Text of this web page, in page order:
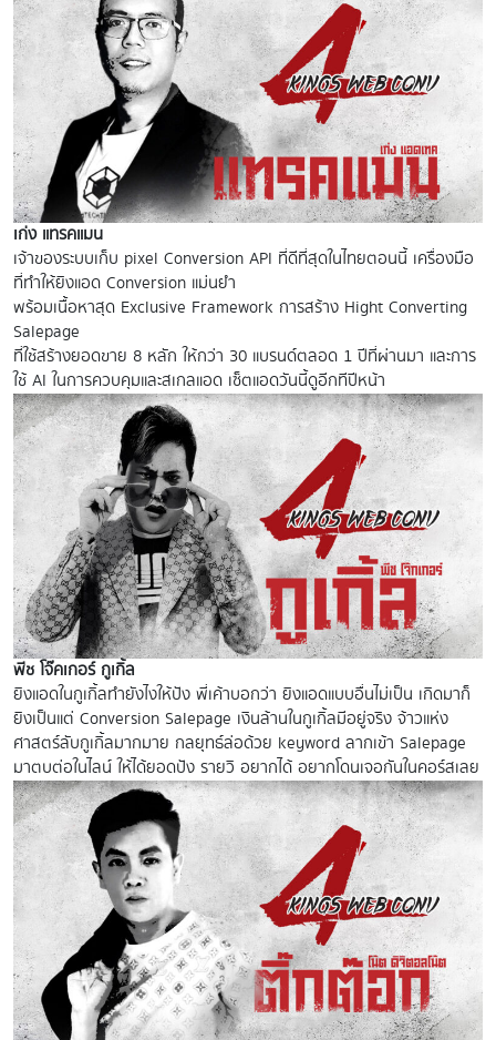
เก่ง แทรคแมน
เจ้าของระบบเก็บ pixel Conversion API ที่ดีที่สุดในไทยตอนนี้ เครื่องมือ
ที่ทำให้ยิงแอด Conversion แม่นยำ
พร้อมเนื้อหาสุด Exclusive Framework การสร้าง Hight Converting
Salepage
ที่ใช้สร้างยอดขาย 8 หลัก ให้กว่า 30 แบรนด์ตลอด 1 ปีที่ผ่านมา และการ
ใช้ AI ในการควบคุมและสเกลแอด เซ็ตแอดวันนี้ดูอีกทีปีหน้า
พีช โจ๊คเกอร์ กูเกิ้ล
ยิงแอดในกูเกิ้ลทำยังไงให้ปัง พี่เค้าบอกว่า ยิงแอดแบบอื่นไม่เป็น เกิดมาก็
ยิงเป็นแต่ Conversion Salepage เงินล้านในกูเกิ้ลมีอยู่จริง จ้าวแห่ง
ศาสตร์ลับกูเกิ้ลมากมาย กลยุทธ์ล่อด้วย keyword ลากเข้า Salepage
มาตบต่อในไลน์ ให้ได้ยอดปัง รายวิ อยากได้ อยากโดนเจอกันในคอร์สเลย